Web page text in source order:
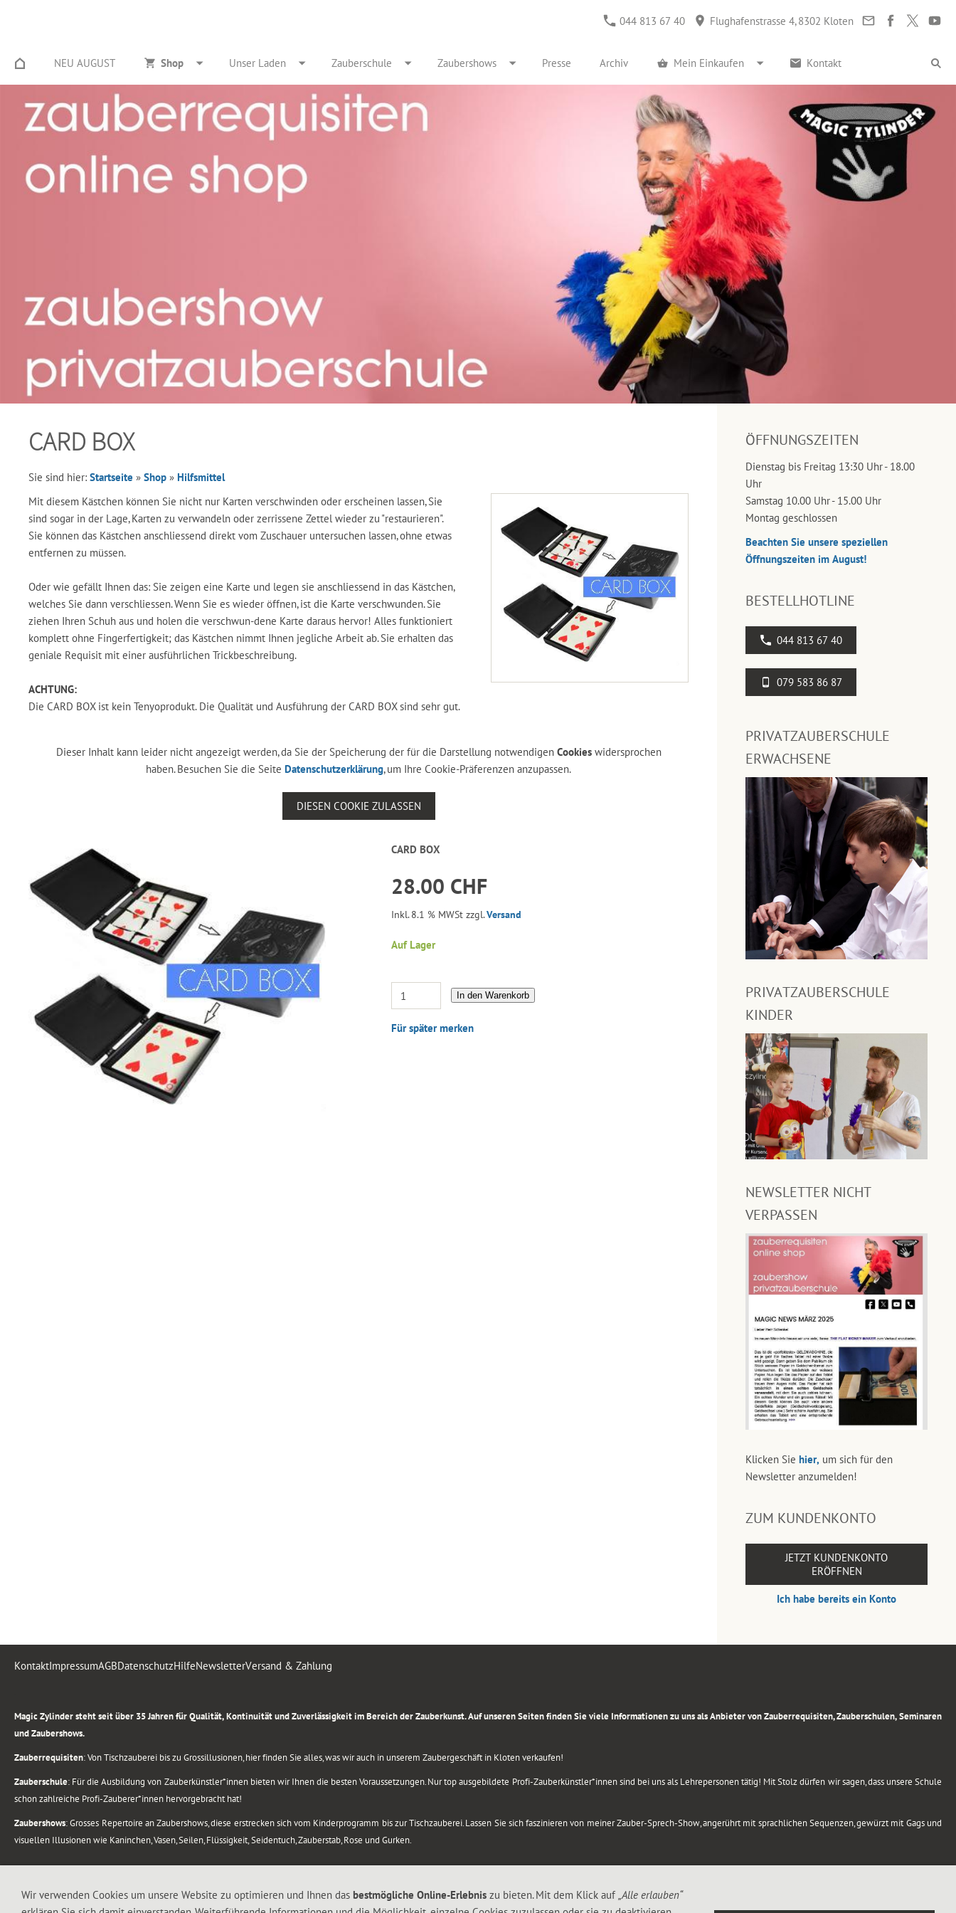
044 813 67 40 Flughafenstrasse 4, 8302 Kloten
NEU AUGUST Shop Unser Laden Zauberschule Zaubershows Presse Archiv Mein Einkaufen Kontakt
CARD BOX
Sie sind hier: Startseite » Shop » Hilfsmittel
Mit diesem Kästchen können Sie nicht nur Karten verschwinden oder erscheinen lassen, Sie
sind sogar in der Lage, Karten zu verwandeln oder zerrissene Zettel wieder zu "restaurieren".
Sie können das Kästchen anschliessend direkt vom Zuschauer untersuchen lassen, ohne etwas
entfernen zu müssen.
Oder wie gefällt Ihnen das: Sie zeigen eine Karte und legen sie anschliessend in das Kästchen,
welches Sie dann verschliessen. Wenn Sie es wieder öffnen, ist die Karte verschwunden. Sie
ziehen Ihren Schuh aus und holen die verschwun-dene Karte daraus hervor! Alles funktioniert
komplett ohne Fingerfertigkeit; das Kästchen nimmt Ihnen jegliche Arbeit ab. Sie erhalten das
geniale Requisit mit einer ausführlichen Trickbeschreibung.
ACHTUNG:
Die CARD BOX ist kein Tenyoprodukt. Die Qualität und Ausführung der CARD BOX sind sehr gut.
Dieser Inhalt kann leider nicht angezeigt werden, da Sie der Speicherung der für die Darstellung notwendigen Cookieswidersprochen
haben. Besuchen Sie die Seite Datenschutzerklärung, um Ihre Cookie-Präferenzen anzupassen.
DIESEN COOKIE ZULASSEN
CARD BOX
28.00 CHF
Inkl. 8.1 % MWSt zzgl.Versand
Auf Lager
In den Warenkorb
Für später merken
ÖFFNUNGSZEITEN
Dienstag bis Freitag 13:30 Uhr - 18.00
Uhr
Samstag 10.00 Uhr - 15.00 Uhr
Montag geschlossen
Beachten Sie unsere speziellen
Öffnungszeiten im August!
BESTELLHOTLINE
044 813 67 40
079 583 86 87
PRIVATZAUBERSCHULE
ERWACHSENE
PRIVATZAUBERSCHULE
KINDER
NEWSLETTER NICHT
VERPASSEN
Klicken Sie hier, um sich für den
Newsletter anzumelden!
ZUM KUNDENKONTO
JETZT KUNDENKONTO
ERÖFFNEN
Ich habe bereits ein Konto
KontaktImpressumAGBDatenschutzHilfeNewsletterVersand & Zahlung
Magic Zylinder steht seit über 35 Jahren für Qualität, Kontinuität und Zuverlässigkeit im Bereich der Zauberkunst. Auf unseren Seiten finden Sie viele Informationen zu uns als Anbieter von Zauberrequisiten, Zauberschulen, Seminaren
und Zaubershows.
Zauberrequisiten: Von Tischzauberei bis zu Grossillusionen, hier finden Sie alles, was wir auch in unserem Zaubergeschäft in Kloten verkaufen!
Zauberschule: Für die Ausbildung von Zauberkünstler*innen bieten wir Ihnen die besten Voraussetzungen. Nur top ausgebildete Profi-Zauberkünstler*innen sind bei uns als Lehrepersonen tätig! Mit Stolz dürfen wir sagen, dass unsere Schule
schon zahlreiche Profi-Zauberer*innen hervorgebracht hat!
Zaubershows: Grosses Repertoire an Zaubershows, diese erstrecken sich vom Kinderprogramm bis zur Tischzauberei. Lassen Sie sich faszinieren von meiner Zauber-Sprech-Show, angerührt mit sprachlichen Sequenzen, gewürzt mit Gags und
visuellen Illusionen wie Kaninchen, Vasen, Seilen, Flüssigkeit, Seidentuch, Zauberstab, Rose und Gurken.
.
Alle Rechte vorbehalten. © 1988-2026 Magic Zylinder
Wir verwenden Cookies um unsere Website zu optimieren und Ihnen das bestmögliche Online-Erlebnis zu bieten. Mit dem Klick auf „Alle erlauben“